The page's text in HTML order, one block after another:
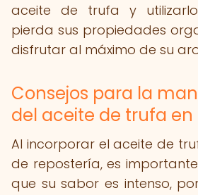
aceite de trufa y
pierda sus propiedades
disfrutar al máximo de su
Consejos para la
del aceite de trufa
Al incorporar el aceite de
de repostería, es
que su sabor es intenso,